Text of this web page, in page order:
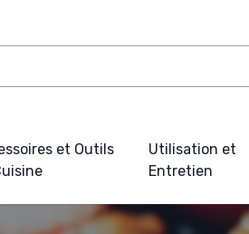
et Outils
Utilisation et
Entretien